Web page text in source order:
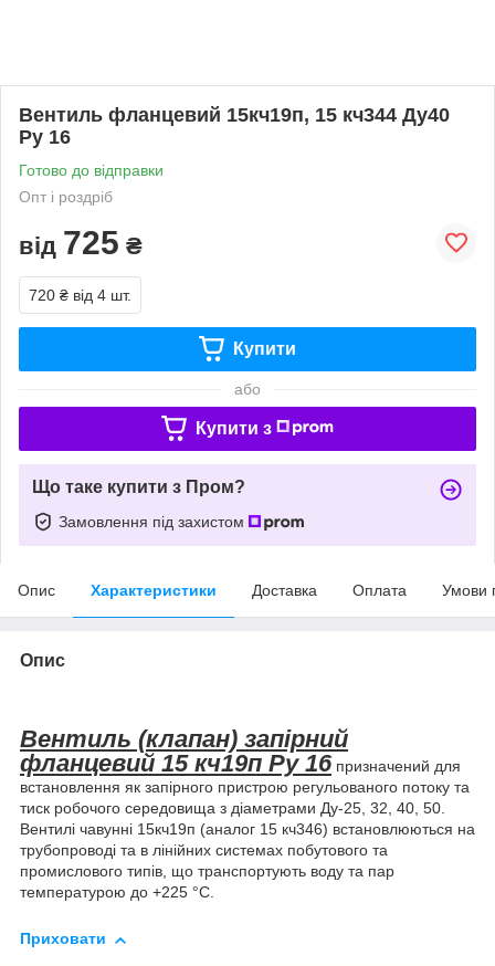
Вентиль фланцевий 15кч19п, 15 кч344 Ду40
Ру 16
Готово до відправки
Опт і роздріб
від 725 ₴
720 ₴ від 4 шт.
Купити
або
Купити з
Що таке купити з Пром?
Замовлення під захистом
Опис Характеристики Доставка Оплата Умови
Опис
Вентиль (клапан) запірний
фланцевий 15 кч19п Ру 16 призначений для
встановлення як запірного пристрою регульованого потоку та
тиск робочого середовища з діаметрами Ду-25, 32, 40, 50.
Вентилі чавунні 15кч19п (аналог 15 кч346) встановлюються на
трубопроводі та в лінійних системах побутового та
промислового типів, що транспортують воду та пар
температурою до +225 °C.
Приховати